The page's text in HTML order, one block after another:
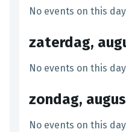
No events on this
zaterdag,
No events on this
zondag,
No events on this